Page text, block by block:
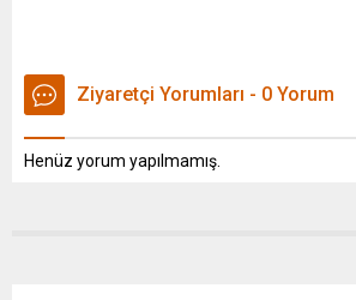
Ziyaretçi Yorumları - 0 Yorum
Henüz yorum yapılmamış.